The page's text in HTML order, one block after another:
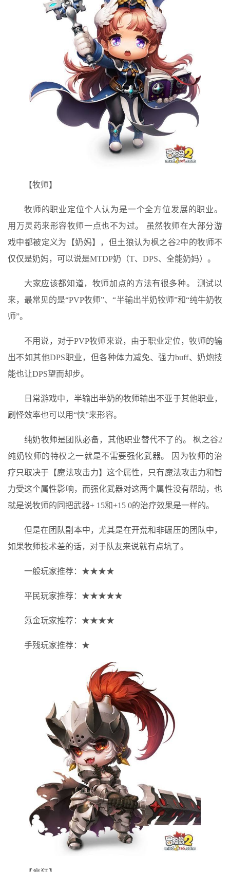
【牧师】
牧师的职业定位个人认为是一个全方位发展的职业。
用万灵药来形容牧师一点也不为过。 虽然牧师在大部分游
戏中都被定义为【奶妈】，但土狼认为枫之谷2中的牧师不
仅仅是奶妈，可以说是MTDP奶（T、DPS、全能奶妈）。
大家应该都知道，牧师加点的方法有很多种。 测试以
来，最常见的是“PVP牧师”、“半输出半奶牧师”和“纯牛奶牧
师”。
不用说，对于PVP牧师来说，由于职业定位，牧师的输
出不如其他DPS职业，但各种体力减免、强力buff、奶炮技
能也让DPS望而却步。
日常游戏中，半输出半奶的牧师输出不亚于其他职业，
刷怪效率也可以用“快”来形容。
纯奶牧师是团队必备，其他职业替代不了的。 枫之谷2
纯奶牧师的特权之一就是不需要强化武器。 因为牧师的治
疗只取决于【魔法攻击力】这个属性，只有魔法攻击力和智
力受这个属性影响，而强化武器对这两个属性没有帮助，也
就是说牧师的同把武器+ 15和+15 0的治疗效果是一样的。
但是在团队副本中，尤其是在开荒和非碾压的团队中，
如果牧师技术差的话，对于队友来说就有点坑了。
一般玩家推荐：★★★★
平民玩家推荐：★★★★★
氪金玩家推荐：★★★★
手残玩家推荐：★